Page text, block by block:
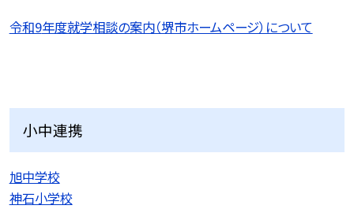
令和9年度就学相談の案内（堺市ホームページ）について
小中連携
旭中学校
神石小学校